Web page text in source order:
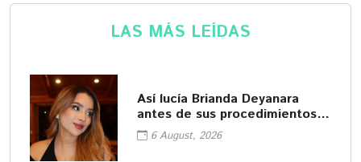
LAS MÁS LEÍDAS
Así lucía Brianda Deyanara
antes de sus procedimientos
cosméticos
6 August, 2026